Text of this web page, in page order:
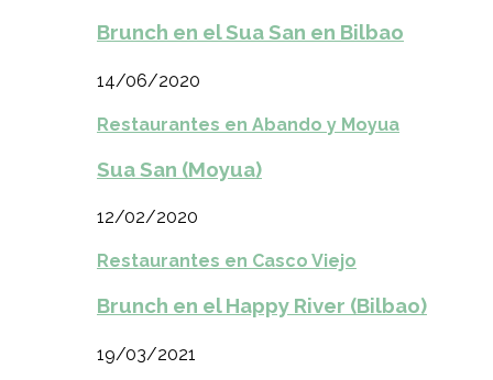
Brunch en el Sua San en Bilbao
14/06/2020
Restaurantes en Abando y Moyua
Sua San (Moyua)
12/02/2020
Restaurantes en Casco Viejo
Brunch en el Happy River (Bilbao)
19/03/2021